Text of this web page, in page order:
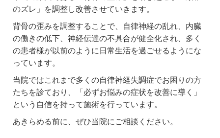
のズレ」を調整し改善させていきます。
背骨の歪みを調整することで、自律神経の乱れ、内臓
の働きの低下、神経伝達の不具合が健全化され、多く
の患者様が以前のように日常生活を過ごせるようにな
っています。
当院ではこれまで多くの自律神経失調症でお困りの方
たちを診ており、「必ずお悩みの症状を改善に導く」
という自信を持って施術を行っています。
あきらめる前に、ぜひ当院にご相談ください。